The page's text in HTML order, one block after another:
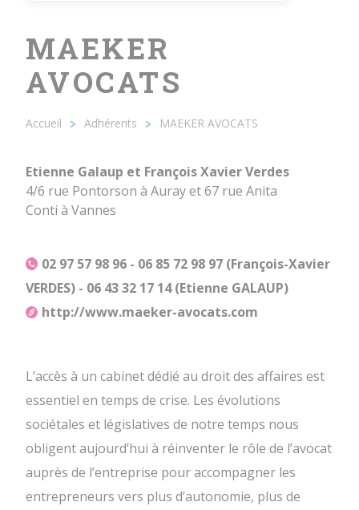
MAEKER
AVOCATS
Fil
Accueil Adhérents MAEKER AVOCATS
Etienne Galaup et François Xavier Verdes
4/6 rue Pontorson à Auray et 67 rue Anita
Conti à Vannes
02 97 57 98 96 - 06 85 72 98 97 (François-Xavier
VERDES) - 06 43 32 17 14 (Etienne GALAUP)
http://www.maeker-avocats.com
L’accès à un cabinet dédié au droit des affaires est
essentiel en temps de crise. Les évolutions
sociétales et législatives de notre temps nous
obligent aujourd’hui à réinventer le rôle de l’avocat
auprès de l’entreprise pour accompagner les
entrepreneurs vers plus d’autonomie, plus de